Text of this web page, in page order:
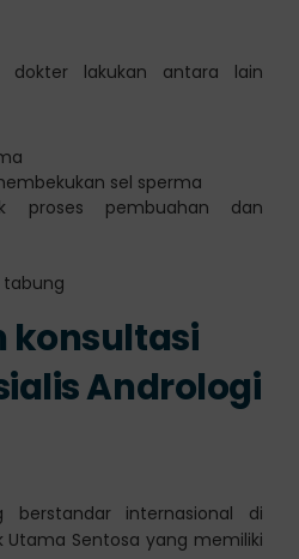
dokter lakukan antara lain
sel sperma
proses pembuahan dan
tabung
konsultasi
Andrologi
berstandar internasional di
Utama Sentosa yang memiliki